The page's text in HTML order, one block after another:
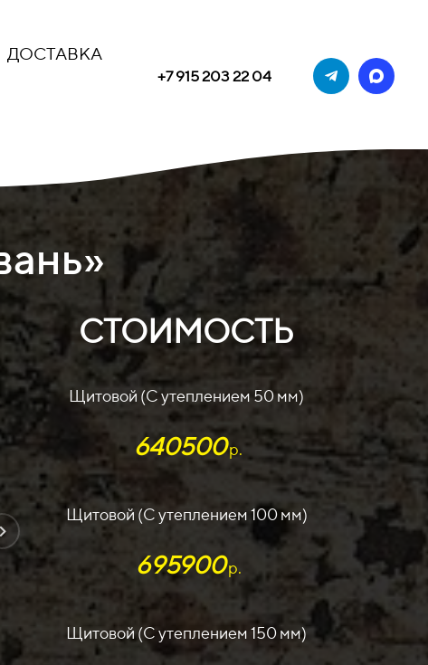
ДОСТАВКА
+7 915 203 22 04
СТОИМОСТЬ
Щитовой (С утеплением 50 мм)
640500р.
Щитовой (С утеплением 100 мм)
695900р.
Щитовой (С утеплением 150 мм)